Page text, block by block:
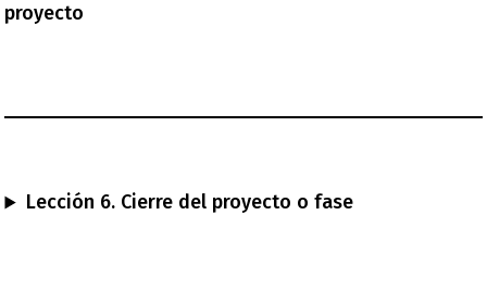
proyecto
Lección 6. Cierre del proyecto o fase